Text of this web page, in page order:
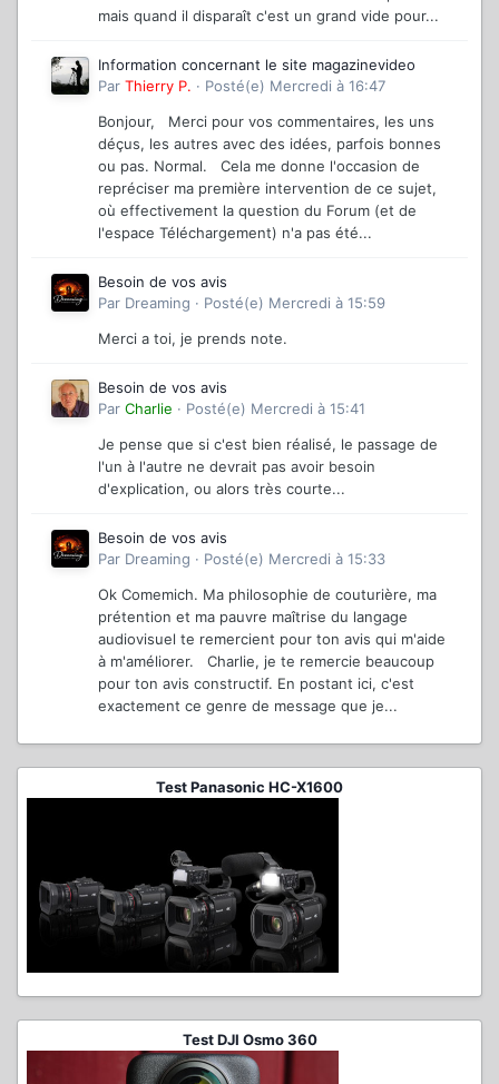
mais quand il disparaît c'est un grand vide pour...
Information concernant le site magazinevideo
Par Thierry P. · Posté(e) Mercredi à 16:47
Bonjour, Merci pour vos commentaires, les uns
déçus, les autres avec des idées, parfois bonnes
ou pas. Normal. Cela me donne l'occasion de
repréciser ma première intervention de ce sujet,
où effectivement la question du Forum (et de
l'espace Téléchargement) n'a pas été...
Besoin de vos avis
Par Dreaming · Posté(e) Mercredi à 15:59
Merci a toi, je prends note.
Besoin de vos avis
Par Charlie · Posté(e) Mercredi à 15:41
Je pense que si c'est bien réalisé, le passage de
l'un à l'autre ne devrait pas avoir besoin
d'explication, ou alors très courte...
Besoin de vos avis
Par Dreaming · Posté(e) Mercredi à 15:33
Ok Comemich. Ma philosophie de couturière, ma
prétention et ma pauvre maîtrise du langage
audiovisuel te remercient pour ton avis qui m'aide
à m'améliorer. Charlie, je te remercie beaucoup
pour ton avis constructif. En postant ici, c'est
exactement ce genre de message que je...
Test Panasonic HC-X1600
Test DJI Osmo 360